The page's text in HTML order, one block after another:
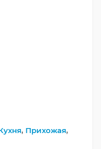
, Прихожая,